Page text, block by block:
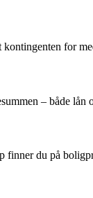
for
– både
du på